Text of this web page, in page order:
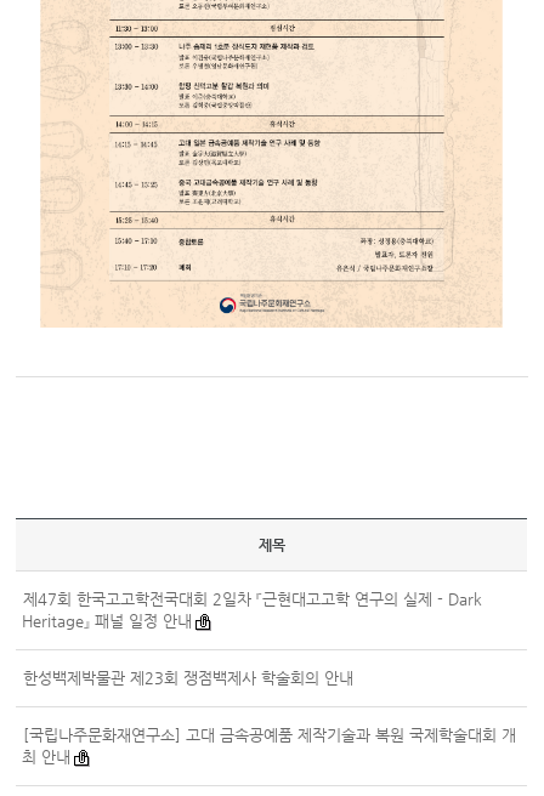
제목
제47회 한국고고학전국대회 2일차 『근현대고고학 연구의 실제 - Dark
Heritage』 패널 일정 안내
한성백제박물관 제23회 쟁점백제사 학술회의 안내
[국립나주문화재연구소] 고대 금속공예품 제작기술과 복원 국제학술대회 개
최 안내